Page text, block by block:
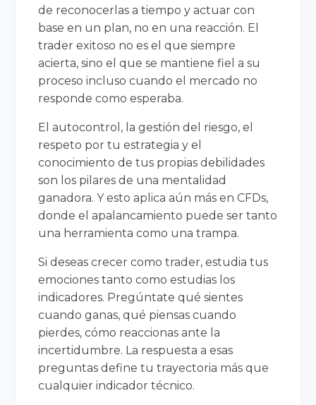
de reconocerlas a tiempo y actuar con
base en un plan, no en una reacción. El
trader exitoso no es el que siempre
acierta, sino el que se mantiene fiel a su
proceso incluso cuando el mercado no
responde como esperaba.
El autocontrol, la gestión del riesgo, el
respeto por tu estrategia y el
conocimiento de tus propias debilidades
son los pilares de una mentalidad
ganadora. Y esto aplica aún más en CFDs,
donde el apalancamiento puede ser tanto
una herramienta como una trampa.
Si deseas crecer como trader, estudia tus
emociones tanto como estudias los
indicadores. Pregúntate qué sientes
cuando ganas, qué piensas cuando
pierdes, cómo reaccionas ante la
incertidumbre. La respuesta a esas
preguntas define tu trayectoria más que
cualquier indicador técnico.